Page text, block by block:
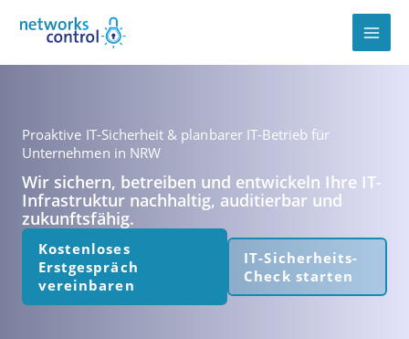
Inhalt
springen
Proaktive IT-Sicherheit & planbarer IT-Betrieb für
Unternehmen in NRW
Wir sichern, betreiben und entwickeln Ihre IT-
Infrastruktur nachhaltig, auditierbar und
zukunftsfähig.
Kostenloses
Erstgespräch
vereinbaren
IT-Sicherheits-
Check starten